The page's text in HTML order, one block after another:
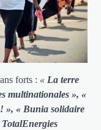
forts : « La terre
multinationales », «
», « Bunia solidaire
TotalEnergies